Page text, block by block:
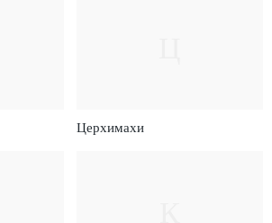
Церхимахи